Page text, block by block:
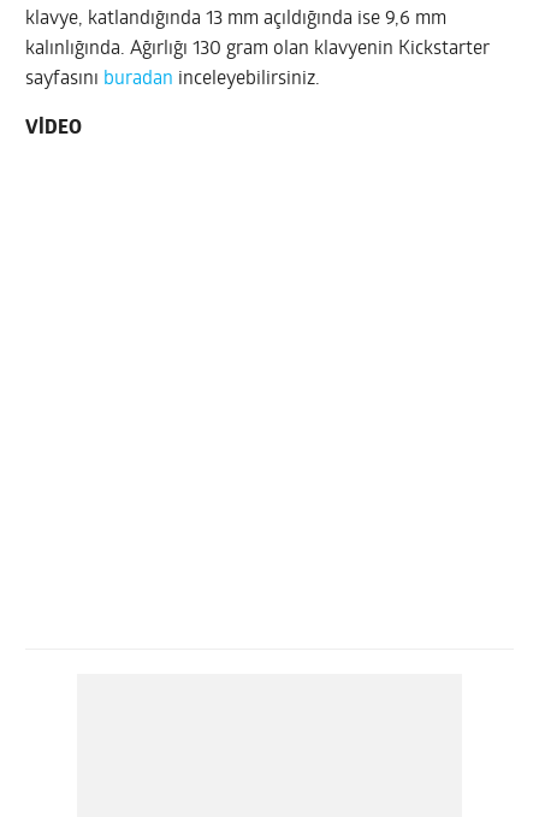
klavye, katlandığında 13 mm açıldığında ise 9,6 mm
kalınlığında. Ağırlığı 130 gram olan klavyenin Kickstarter
sayfasını buradan inceleyebilirsiniz.
VİDEO